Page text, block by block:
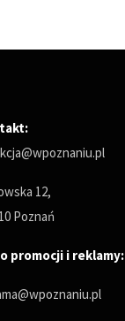
12,
Poznań
promocji i reklamy: